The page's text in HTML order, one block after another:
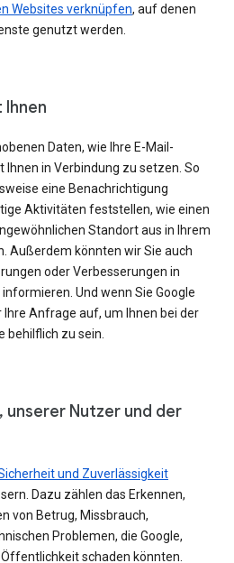
Websites verknüpfen, auf denen
genutzt werden.
Daten, wie Ihre E-Mail-
in Verbindung zu setzen. So
eine Benachrichtigung
Aktivitäten feststellen, wie einen
Standort aus in Ihrem
Außerdem könnten wir Sie auch
oder Verbesserungen in
Und wenn Sie Google
Anfrage auf, um Ihnen bei der
behilflich zu sein.
Nutzer und der
und Zuverlässigkeit
Dazu zählen das Erkennen,
von Betrug, Missbrauch,
Problemen, die Google,
schaden könnten.